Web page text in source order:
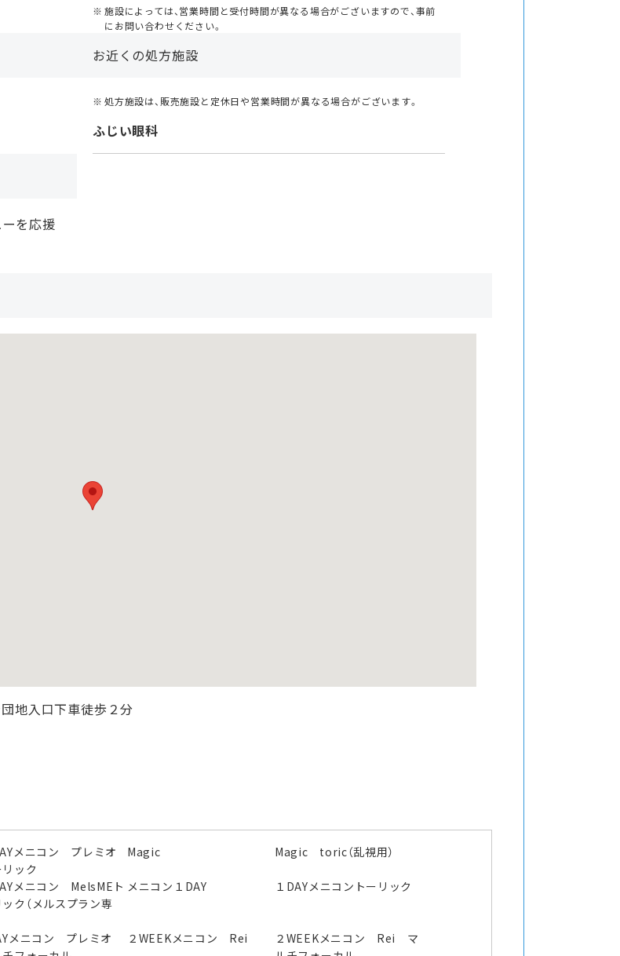
施設によっては、営業時間と受付時間が異なる場合がございますので、事前
にお問い合わせください。
お近くの処方施設
処方施設は、販売施設と定休日や営業時間が異なる場合がございます。
ふじい眼科
を応援
団地入口下車徒歩２分
メニコン プレミオ
リック
Magic Magic toric（乱視用）
メニコン MelsMEト
ク（メルスプラン専
メニコン１DAY １DAYメニコントーリック
メニコン プレミオ
２WEEKメニコン Rei
２WEEKメニコン Rei マ